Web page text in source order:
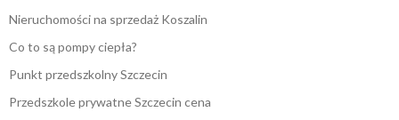
Nieruchomości na sprzedaż Koszalin
Co to są pompy ciepła?
Punkt przedszkolny Szczecin
Przedszkole prywatne Szczecin cena